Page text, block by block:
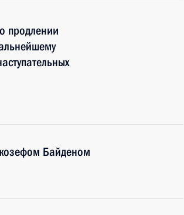
продлении
Байденом